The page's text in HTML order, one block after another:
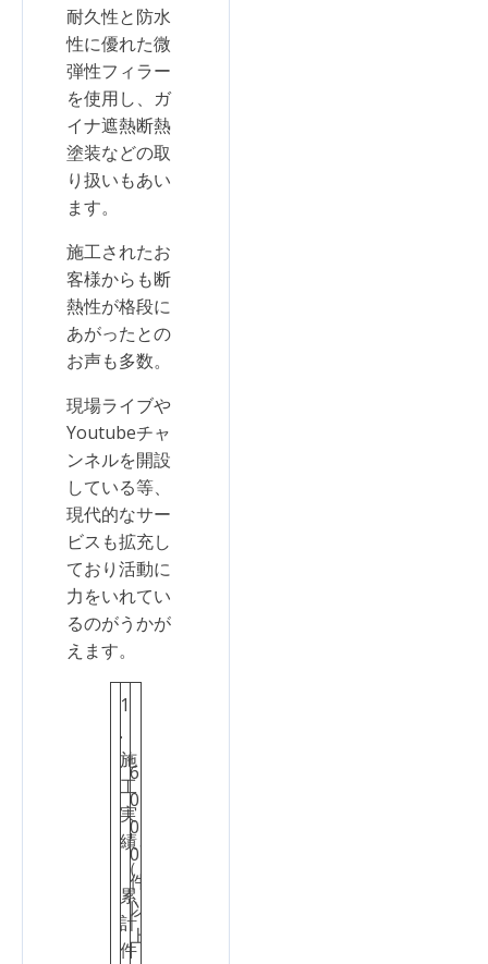
耐久性と防水
性に優れた微
弾性フィラー
を使用し、ガ
イナ遮熱断熱
塗装などの取
り扱いもあい
ます。
施工されたお
客様からも断
熱性が格段に
あがったとの
お声も多数。
現場ライブや
Youtubeチャ
ンネルを開設
している等、
現代的なサー
ビスも拡充し
ており活動に
力をいれてい
るのがうかが
えます。
1
.
施
工
実
績
（
累
計
件
6
0
0
0
件
以
上
3
点